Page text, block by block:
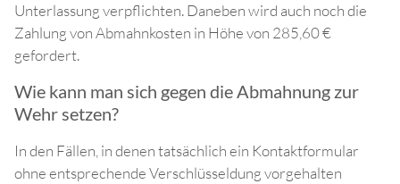
Unterlassung verpflichten. Daneben wird auch noch die
Zahlung von Abmahnkosten in Höhe von 285,60 €
gefordert.
Wie kann man sich gegen die Abmahnung zur
Wehr setzen?
In den Fällen, in denen tatsächlich ein Kontaktformular
ohne entsprechende Verschlüsseldung vorgehalten